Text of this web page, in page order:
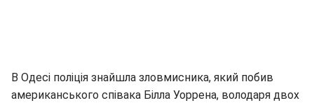
В Одесі поліція знайшла зловмисника, який побив
американського співака Білла Уоррена, володаря двох